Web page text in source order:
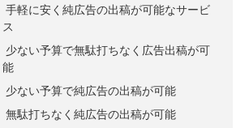
手軽に安く純広告の出稿が可能なサービ
ス
少ない予算で無駄打ちなく広告出稿が可
能
少ない予算で純広告の出稿が可能
無駄打ちなく純広告の出稿が可能